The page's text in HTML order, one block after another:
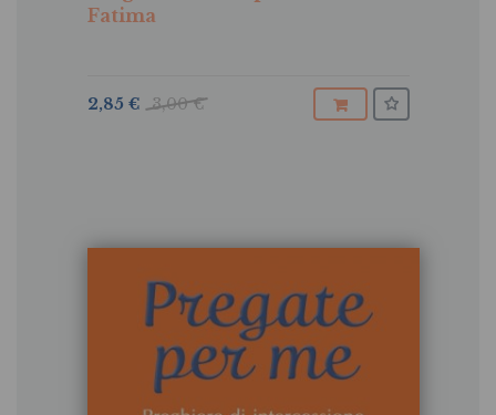
Fatima
3,00 €
2,85 €